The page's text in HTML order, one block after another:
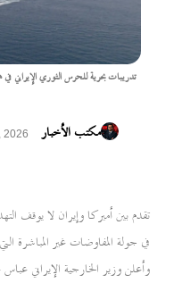
تدريبات بحرية للحرس الثوري
مكتب الأخبار 2026
تقدم بين أميركا وإيران لا يوقف
في جولة المفاوضات غير
وأعلن وزير الخارجية الإيراني